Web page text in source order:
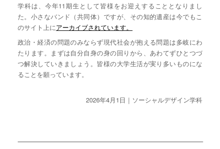
学科は、今年11期生として皆様をお迎えすることとなりまし
た。小さなバンド（共同体）ですが、その知的遺産は今でもこ
のサイト上にアーカイブされています。
政治・経済の問題のみならず現代社会が抱える問題は多岐にわ
たります。まずは自分自身の身の回りから、あわてずひとつづ
つ解決していきましょう。皆様の大学生活が実り多いものにな
ることを願っています。
2026年4月1日｜ソーシャルデザイン学科